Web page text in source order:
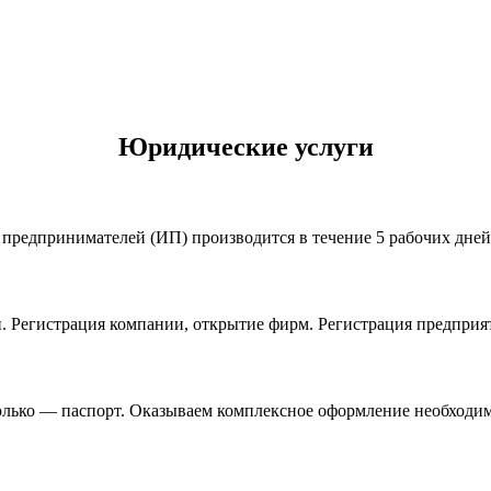
Юридические услуги
(ИП) производится в течение 5 рабочих
компании, открытие фирм. Регистрация
— паспорт. Оказываем комплексное оформление